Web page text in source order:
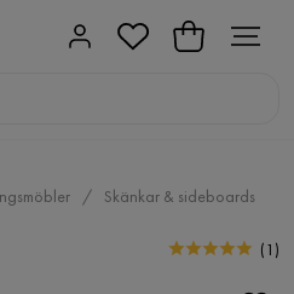
Skänkar & sideboards
(1 )